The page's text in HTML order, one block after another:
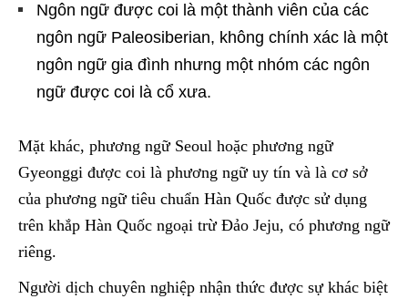
Ngôn ngữ được coi là một thành viên của các
ngôn ngữ Paleosiberian, không chính xác là một
ngôn ngữ gia đình nhưng một nhóm các ngôn
ngữ được coi là cổ xưa.
Mặt khác, phương ngữ Seoul hoặc phương ngữ
Gyeonggi được coi là phương ngữ uy tín và là cơ sở
của phương ngữ tiêu chuẩn Hàn Quốc được sử dụng
trên khắp Hàn Quốc ngoại trừ Đảo Jeju, có phương ngữ
riêng.
Người dịch chuyên nghiệp nhận thức được sự khác biệt